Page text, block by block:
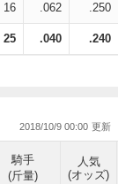
16 .062 .250
25 .040 .240
2018/10/9 00:00
騎手
(斤量)
人気
(オッズ)